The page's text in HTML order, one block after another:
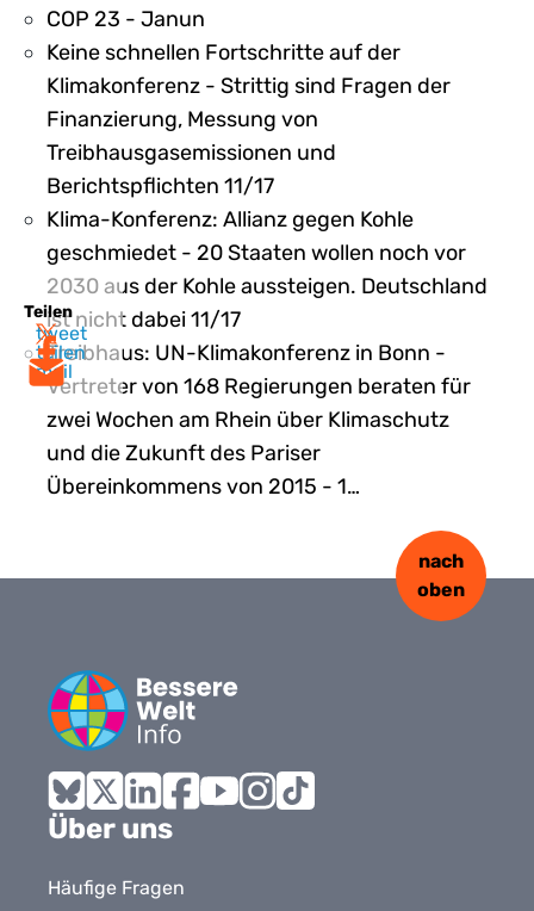
Teilen
tweet
teilen
mail
COP 23 - Janun
Keine schnellen Fortschritte auf der
Klimakonferenz - Strittig sind Fragen der
Finanzierung, Messung von
Treibhausgasemissionen und
Berichtspflichten 11/17
Klima-Konferenz: Allianz gegen Kohle
geschmiedet - 20 Staaten wollen noch vor
2030 aus der Kohle aussteigen. Deutschland
ist nicht dabei 11/17
Treibhaus: UN-Klimakonferenz in Bonn -
Vertreter von 168 Regierungen beraten für
zwei Wochen am Rhein über Klimaschutz
und die Zukunft des Pariser
Übereinkommens von 2015 - 1…
Bluesky
X LinkedInFacebook
nach
oben
Über uns
Häufige Fragen